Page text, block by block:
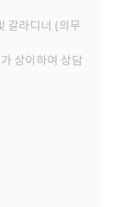
갈라디너 (의무
상이하여 상담